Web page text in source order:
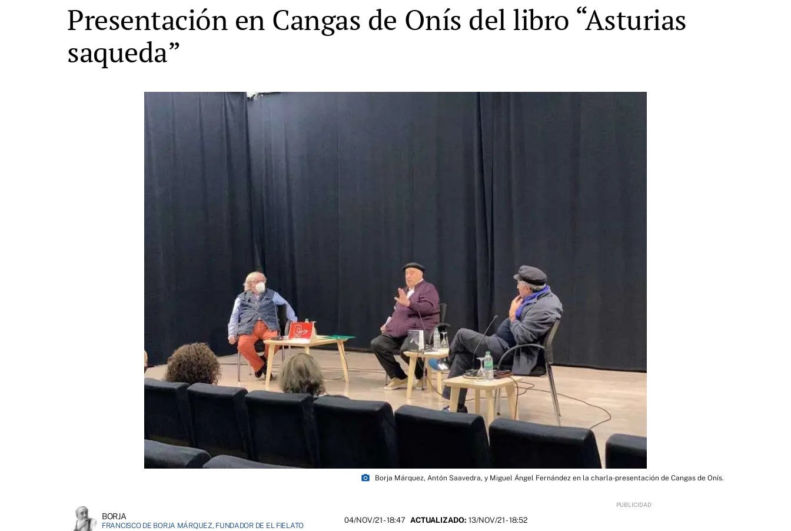
Presentación en Cangas de Onís del libro “Asturias
saqueda”
photo_camera Borja Márquez, Antón Saavedra, y Miguel Ángel Fernández en la charla-presentación de Cangas de Onís.
BORJA
FRANCISCO DE BORJA MÁRQUEZ, FUNDADOR DE EL FIELATO
04/NOV/21- 18:47 ACTUALIZADO: 13/NOV/21 - 18:52